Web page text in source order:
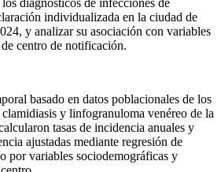
diagnósticos de infecciones de
individualizada en la ciudad de
y analizar su asociación con variables
centro de notificación.
basado en datos poblacionales de los
y linfogranuloma venéreo de la
tasas de incidencia anuales y
ajustadas mediante regresión de
por variables sociodemográficas y